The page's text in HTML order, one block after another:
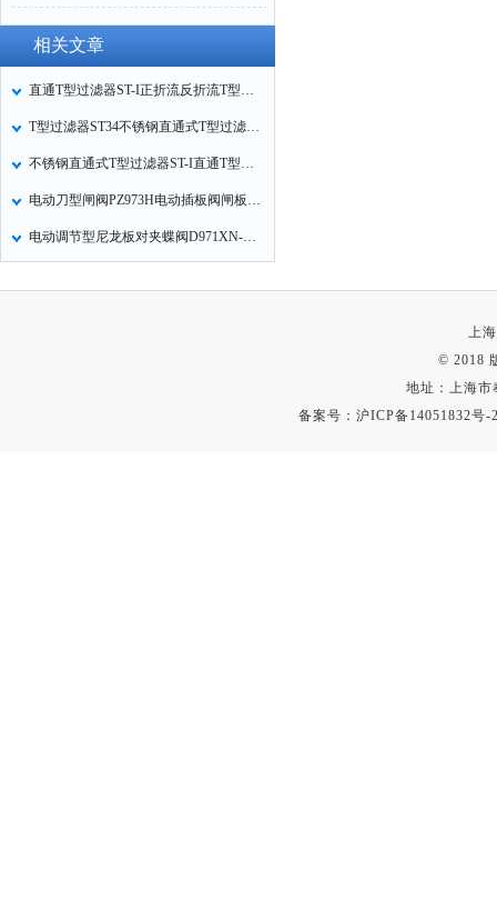
相关文章
直通T型过滤器ST-I正折流反折流T型过滤器的工作原理
T型过滤器ST34不锈钢直通式T型过滤器ST-I直通T型过滤器的特点
不锈钢直通式T型过滤器ST-I直通T型过滤器的适用介质
电动刀型闸阀PZ973H电动插板阀闸板阀的特点
电动调节型尼龙板对夹蝶阀D971XN-10Q电动调节蝶阀使用注意事项
上
© 2018
地址：上海市
备案号：沪ICP备14051832号-